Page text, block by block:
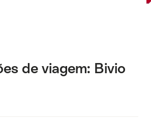
de viagem: Bivio